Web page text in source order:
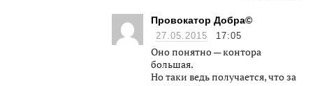
Провокатор Добра©
27.05.2015 17:05
Оно понятно — контора
большая.
Но таки ведь получается, что за